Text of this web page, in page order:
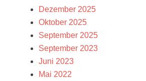
Dezember 2025
Oktober 2025
September 2025
September 2023
Juni 2023
Mai 2022